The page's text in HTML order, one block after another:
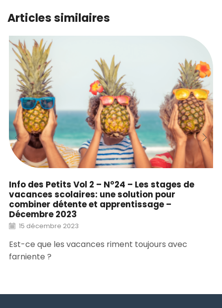
Articles similaires
Info des Petits Vol 2 – N°24 – Les stages de
vacances scolaires: une solution pour
combiner détente et apprentissage –
Décembre 2023
15 décembre 2023
Est-ce que les vacances riment toujours avec
farniente ?